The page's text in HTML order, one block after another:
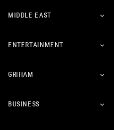
MIDDLE EAST
ENTERTAINMENT
GRIHAM
BUSINESS